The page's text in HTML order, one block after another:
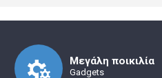
Μεγάλη ποικιλία
Gadgets